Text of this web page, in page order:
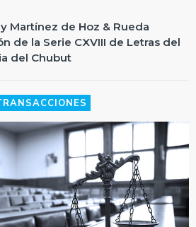
Martínez de Hoz & Rueda
de la Serie CXVIII de Letras del
del Chubut